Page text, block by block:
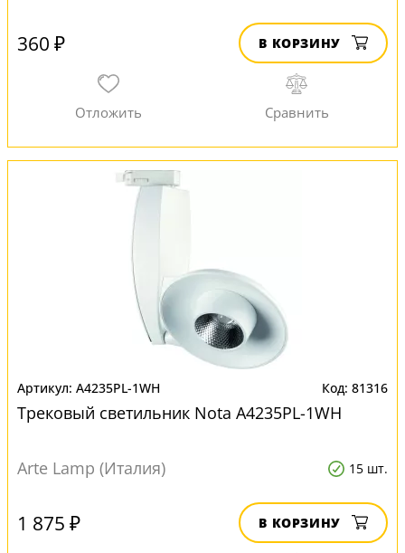
360 ₽ В КОРЗИНУ
A4235PL-1WH 81316
Трековый светильник Nota A4235PL-1WH
Arte Lamp (Италия) 15 шт.
1 875 ₽ В КОРЗИНУ